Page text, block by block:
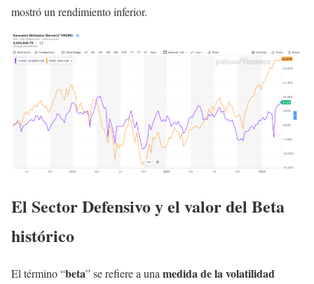
mostró un rendimiento inferior.
El Sector Defensivo y el valor del Beta
histórico
El término “beta” se refiere a unamedida de la volatilidad